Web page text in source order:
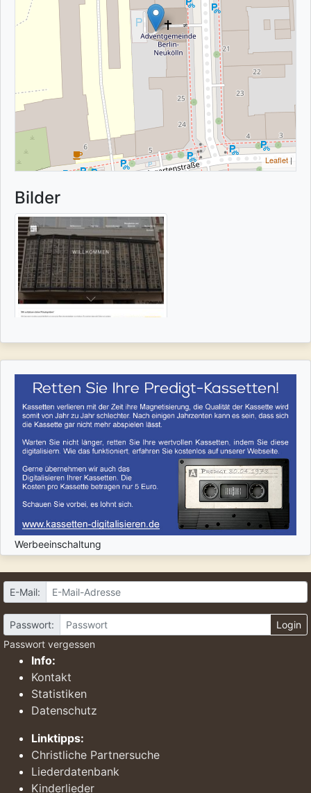
Leaflet |
Bilder
Werbeeinschaltung
E-Mail:
Passwort:
Login
Passwort vergessen
Info:
Kontakt
Statistiken
Datenschutz
Linktipps:
Christliche Partnersuche
Liederdatenbank
Kinderlieder